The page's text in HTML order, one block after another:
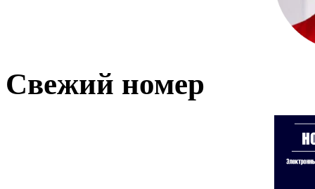
Свежий номер